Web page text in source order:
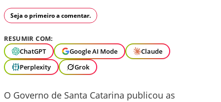
Seja o primeiro a comentar.
RESUMIR COM:
ChatGPT
Google AI Mode
Claude
Perplexity
Grok
O Governo de Santa Catarina publicou as